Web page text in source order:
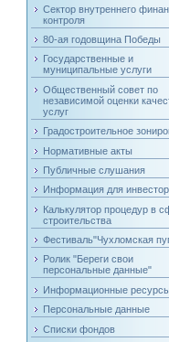
Сектор внутреннего
контроля
80-ая годовщина Победы
Государственные и
муниципальные услуги
Общественный совет по
независимой оценки
услуг
Градостроительное
Нормативные акты
Публичные слушания
Информация для
Калькулятор процедур в
строительства
Фестиваль"Чухломская
Ролик "Береги свои
персональные данные"
Информационные ресурсы
Персональные данные
Списки фондов